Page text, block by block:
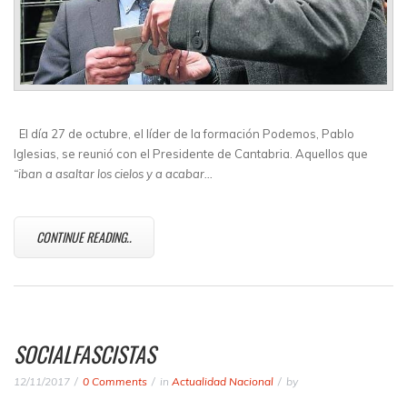
El día 27 de octubre, el líder de la formación Podemos, Pablo
Iglesias, se reunió con el Presidente de Cantabria. Aquellos que
“iban a asaltar los cielos y a acabar…
CONTINUE READING..
SOCIALFASCISTAS
12/11/2017 0 Comments in Actualidad Nacional by